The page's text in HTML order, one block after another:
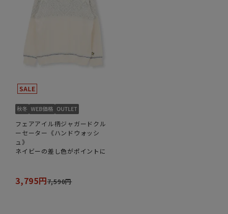
フェアアイル柄ジャガードクル
ーセーター《ハンドウォッシ
ュ》
ネイビーの差し色がポイントに
3,795円7,590円